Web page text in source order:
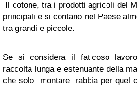
Il cotone, tra i prodotti agricoli del
principali e si contano nel Paese
tra grandi e piccole.
Se si considera il faticoso
raccolta lunga e estenuante della
che solo montare rabbia per quel